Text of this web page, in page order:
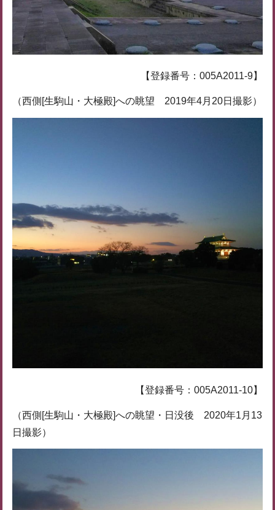
【登録番号：005A2011-9】
（西側[生駒山・大極殿]への眺望 2019年4月20日撮影）
【登録番号：005A2011-10】
（西側[生駒山・大極殿]への眺望・日没後 2020年1月13
日撮影）